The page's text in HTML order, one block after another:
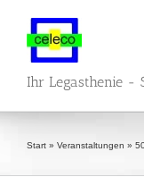
springen
Ihr Legasthenie -
Start » Veranstaltungen »